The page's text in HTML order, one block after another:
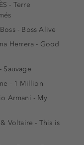
- Terre
- Boss Alive
Herrera - Good
Sauvage
- 1 Million
Armani - My
Voltaire - This is